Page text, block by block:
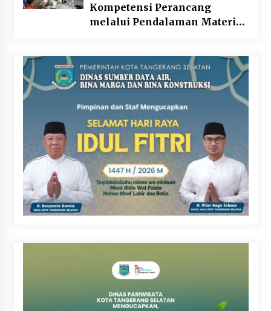
Kompetensi Perancang
melalui Pendalaman Materi